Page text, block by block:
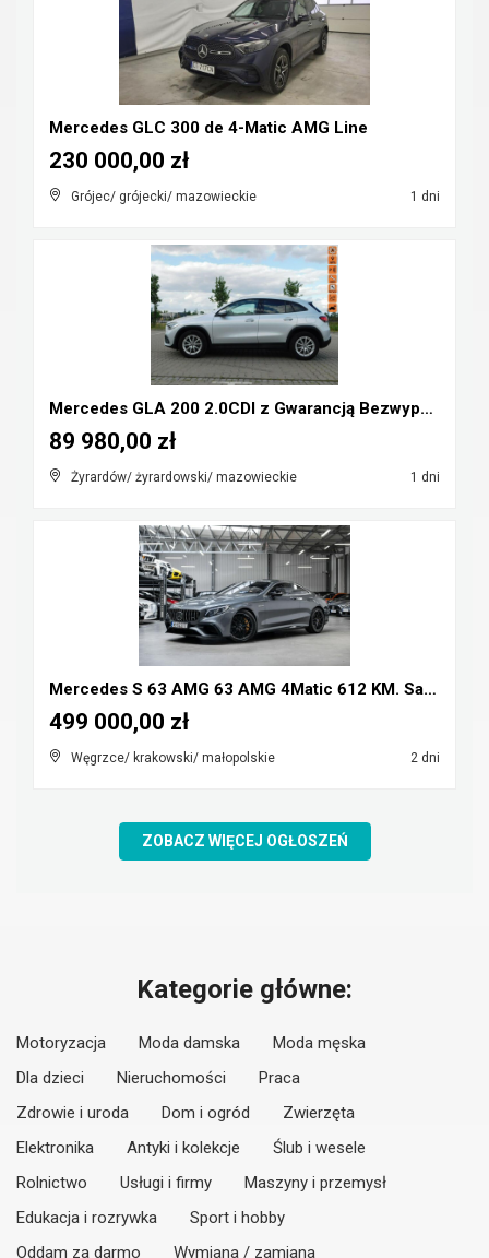
Mercedes GLC 300 de 4-Matic AMG Line
Grójec/ grójecki/ mazowieckie 1 dni
230 000,00 zł
Mercedes GLA 200 2.0CDI z Gwarancją Bezwypadkowy
Żyrardów/ żyrardowski/ mazowieckie 1 dni
89 980,00 zł
Mercedes S 63 AMG 63 AMG 4Matic 612 KM. Salon Pols...
Węgrzce/ krakowski/ małopolskie 2 dni
499 000,00 zł
ZOBACZ WIĘCEJ OGŁOSZEŃ
Kategorie główne:
Motoryzacja Moda damska
Moda męska
Dla dzieci
Nieruchomości
Praca
Zdrowie i uroda
Dom i ogród
Zwierzęta
Elektronika
Antyki i kolekcje
Ślub i wesele
Rolnictwo
Usługi i firmy
Maszyny i przemysł
Edukacja i rozrywka
Sport i hobby
Oddam za darmo
Wymiana / zamiana